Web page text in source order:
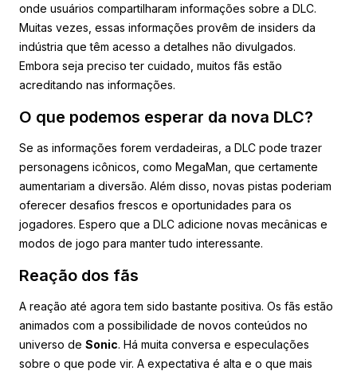
onde usuários compartilharam informações sobre a DLC.
Muitas vezes, essas informações provêm de insiders da
indústria que têm acesso a detalhes não divulgados.
Embora seja preciso ter cuidado, muitos fãs estão
acreditando nas informações.
O que podemos esperar da nova DLC?
Se as informações forem verdadeiras, a DLC pode trazer
personagens icônicos, como MegaMan, que certamente
aumentariam a diversão. Além disso, novas pistas poderiam
oferecer desafios frescos e oportunidades para os
jogadores. Espero que a DLC adicione novas mecânicas e
modos de jogo para manter tudo interessante.
Reação dos fãs
A reação até agora tem sido bastante positiva. Os fãs estão
animados com a possibilidade de novos conteúdos no
universo de Sonic. Há muita conversa e especulações
sobre o que pode vir. A expectativa é alta e o que mais